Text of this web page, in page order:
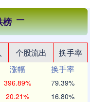
榜
个股流出
换手率
涨幅
换手率
396.89% 79.39%
20.21% 16.80%